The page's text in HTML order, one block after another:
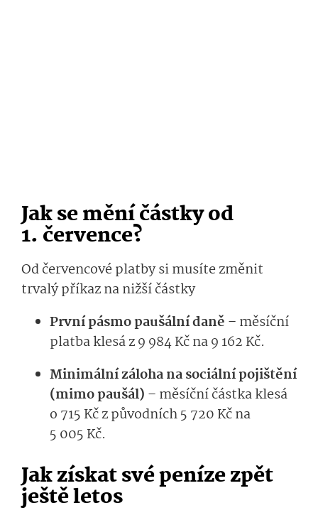
Jak se mění částky od
1. července?
Od červencové platby si musíte změnit
trvalý příkaz na nižší částky
První pásmo paušální daně – měsíční
platba klesá z 9 984 Kč na 9 162 Kč.
Minimální záloha na sociální pojištění
(mimo paušál) – měsíční částka klesá
o 715 Kč z původních 5 720 Kč na
5 005 Kč.
Jak získat své peníze zpět
ještě letos